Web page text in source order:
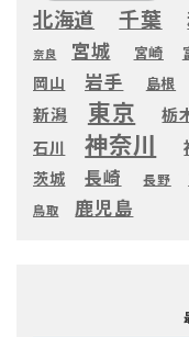
北海道 千葉
奈良 宮城 宮崎
岡山
岩手 島根
新潟 東京 栃
石川
神奈川
茨城 長崎 長野
鳥取 鹿児島